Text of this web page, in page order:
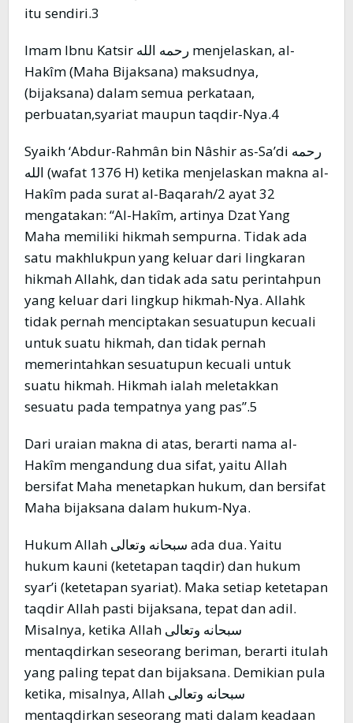
itu sendiri.3
Imam Ibnu Katsir رحمه الله menjelaskan, al-
Hakîm (Maha Bijaksana) maksudnya,
(bijaksana) dalam semua perkataan,
perbuatan,syariat maupun taqdir-Nya.4
Syaikh ‘Abdur-Rahmân bin Nâshir as-Sa’di رحمه
الله (wafat 1376 H) ketika menjelaskan makna al-
Hakîm pada surat al-Baqarah/2 ayat 32
mengatakan: “Al-Hakîm, artinya Dzat Yang
Maha memiliki hikmah sempurna. Tidak ada
satu makhlukpun yang keluar dari lingkaran
hikmah Allahk, dan tidak ada satu perintahpun
yang keluar dari lingkup hikmah-Nya. Allahk
tidak pernah menciptakan sesuatupun kecuali
untuk suatu hikmah, dan tidak pernah
memerintahkan sesuatupun kecuali untuk
suatu hikmah. Hikmah ialah meletakkan
sesuatu pada tempatnya yang pas”.5
Dari uraian makna di atas, berarti nama al-
Hakîm mengandung dua sifat, yaitu Allah
bersifat Maha menetapkan hukum, dan bersifat
Maha bijaksana dalam hukum-Nya.
Hukum Allah سبحانه وتعالى ada dua. Yaitu
hukum kauni (ketetapan taqdir) dan hukum
syar’i (ketetapan syariat). Maka setiap ketetapan
taqdir Allah pasti bijaksana, tepat dan adil.
Misalnya, ketika Allah سبحانه وتعالى
mentaqdirkan seseorang beriman, berarti itulah
yang paling tepat dan bijaksana. Demikian pula
ketika, misalnya, Allah سبحانه وتعالى
mentaqdirkan seseorang mati dalam keadaan